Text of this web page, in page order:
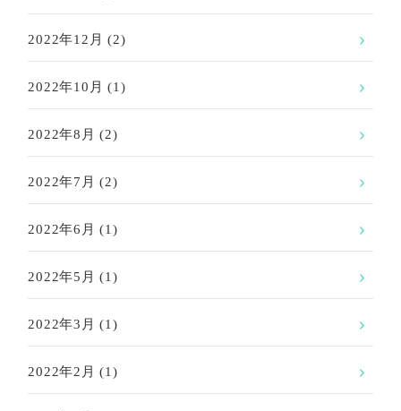
2022年12月 (2)
2022年10月 (1)
2022年8月 (2)
2022年7月 (2)
2022年6月 (1)
2022年5月 (1)
2022年3月 (1)
2022年2月 (1)